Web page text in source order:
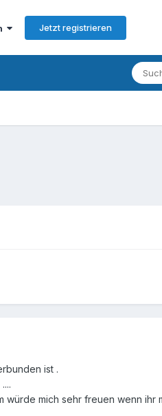
Jetzt registrieren
ist .
mich sehr freuen wenn ihr